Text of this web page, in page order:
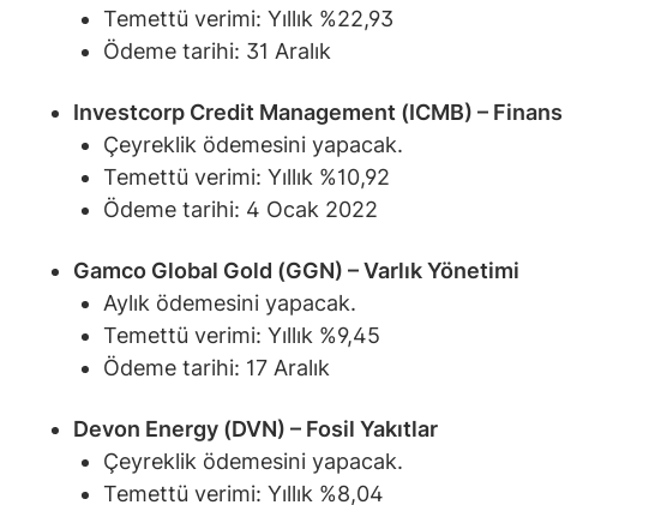
Temettü verimi: Yıllık %22,93
Ödeme tarihi: 31 Aralık
Investcorp Credit Management (ICMB) – Finans
Çeyreklik ödemesini yapacak.
Temettü verimi: Yıllık %10,92
Ödeme tarihi: 4 Ocak 2022
Gamco Global Gold (GGN) – Varlık Yönetimi
Aylık ödemesini yapacak.
Temettü verimi: Yıllık %9,45
Ödeme tarihi: 17 Aralık
Devon Energy (DVN) – Fosil Yakıtlar
Çeyreklik ödemesini yapacak.
Temettü verimi: Yıllık %8,04